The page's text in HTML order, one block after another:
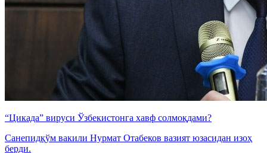
“Цикада” вируси Ўзбекистонга хавф солмоқдами?
Санепидқўм вакили Нурмат Отабеков вазият юзасидан изоҳ
берди.